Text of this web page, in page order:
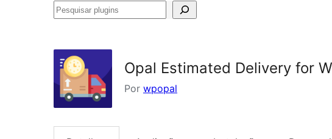
Pesquisar
Opal Estimated Delivery for
Por wpopal